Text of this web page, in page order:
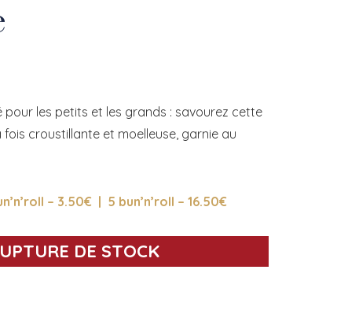
pour les petits et les grands : savourez cette
croustillante et moelleuse, garnie au
– 3.50€ | 5 bun’n’roll – 16.50€
DE STOCK